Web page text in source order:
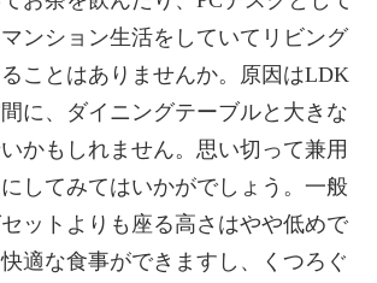
ンション生活をしていてリビング
ことはありませんか。原因はLDK
に、ダイニングテーブルと大きな
かもしれません。思い切って兼用
してみてはいかがでしょう。一般
ットよりも座る高さはやや低めで
適な食事ができますし、くつろぐ